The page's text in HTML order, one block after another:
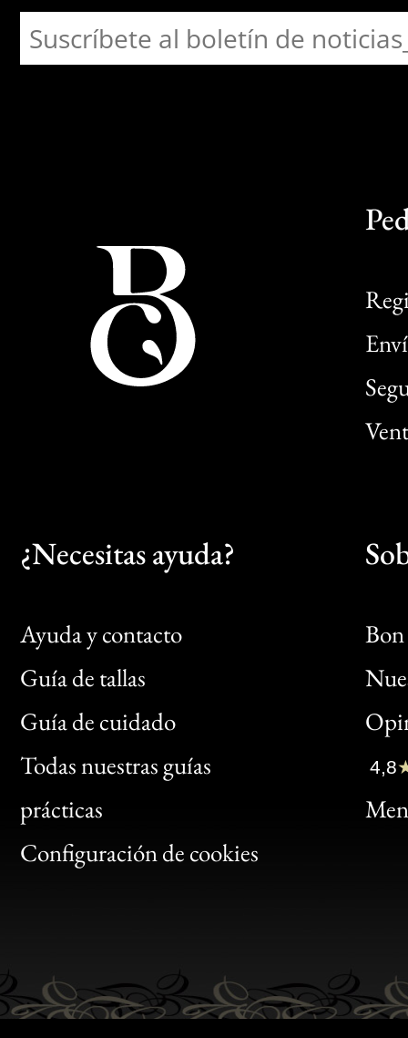
¿Necesitas ayuda?
Ayuda y contacto
Guía de tallas
Guía de cuidado
Todas nuestras guías
prácticas
Configuración de cookies
Bon
Clic
Bon
4,8